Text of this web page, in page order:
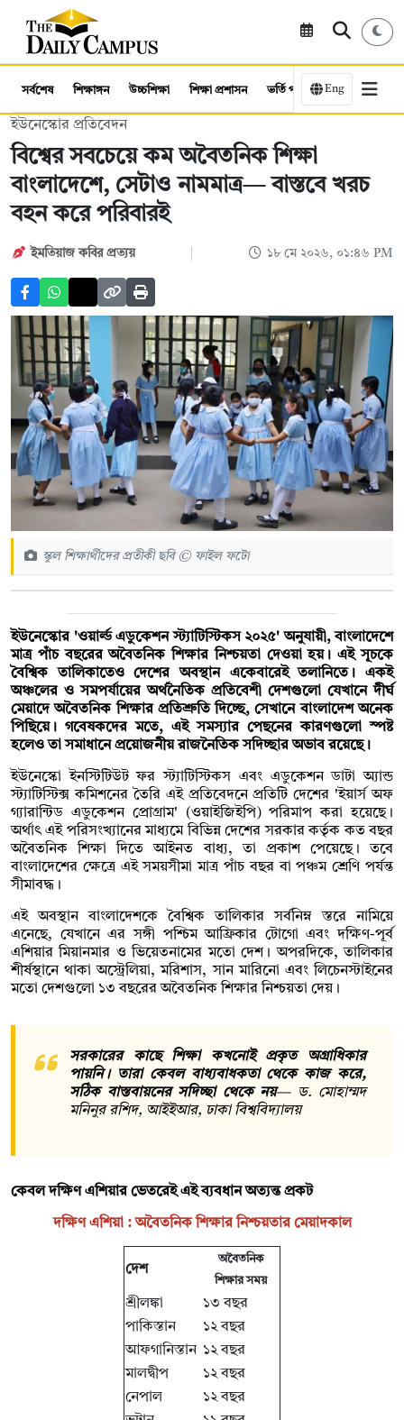
সর্বশেষ শিক্ষাঙ্গন উচ্চশিক্ষা শিক্ষা প্রশাসন ভর্তি পরীক্ষা কর্মসংস্থান
Eng
ইউনেস্কোর প্রতিবেদন
বিশ্বের সবচেয়ে কম অবৈতনিক শিক্ষা
বাংলাদেশে, সেটাও নামমাত্র— বাস্তবে খরচ
বহন করে পরিবারই
ইমতিয়াজ কবির প্রত্যয় ১৮ মে ২০২৬, ০১:৪৬ PM
স্কুল শিক্ষার্থীদের প্রতীকী ছবি © ফাইল ফটো
ইউনেস্কোর 'ওয়ার্ল্ড এডুকেশন স্ট্যাটিস্টিকস ২০২৫' অনুযায়ী, বাংলাদেশে
মাত্র পাঁচ বছরের অবৈতনিক শিক্ষার নিশ্চয়তা দেওয়া হয়। এই সূচকে
বৈশ্বিক তালিকাতেও দেশের অবস্থান একেবারেই তলানিতে। একই
অঞ্চলের ও সমপর্যায়ের অর্থনৈতিক প্রতিবেশী দেশগুলো যেখানে দীর্ঘ
মেয়াদে অবৈতনিক শিক্ষার প্রতিশ্রুতি দিচ্ছে, সেখানে বাংলাদেশ অনেক
পিছিয়ে। গবেষকদের মতে, এই সমস্যার পেছনের কারণগুলো স্পষ্ট
হলেও তা সমাধানে প্রয়োজনীয় রাজনৈতিক সদিচ্ছার অভাব রয়েছে।
ইউনেস্কো ইনস্টিটিউট ফর স্ট্যাটিস্টিকস এবং এডুকেশন ডাটা অ্যান্ড
স্ট্যাটিস্টিক্স কমিশনের তৈরি এই প্রতিবেদনে প্রতিটি দেশের 'ইয়ার্স অফ
গ্যারান্টিড এডুকেশন প্রোগ্রাম' (ওয়াইজিইপি) পরিমাপ করা হয়েছে।
অর্থাৎ এই পরিসংখ্যানের মাধ্যমে বিভিন্ন দেশের সরকার কর্তৃক কত বছর
অবৈতনিক শিক্ষা দিতে আইনত বাধ্য, তা প্রকাশ পেয়েছে। তবে
বাংলাদেশের ক্ষেত্রে এই সময়সীমা মাত্র পাঁচ বছর বা পঞ্চম শ্রেণি পর্যন্ত
সীমাবদ্ধ।
এই অবস্থান বাংলাদেশকে বৈশ্বিক তালিকার সর্বনিম্ন স্তরে নামিয়ে
এনেছে, যেখানে এর সঙ্গী পশ্চিম আফ্রিকার টোগো এবং দক্ষিণ-পূর্ব
এশিয়ার মিয়ানমার ও ভিয়েতনামের মতো দেশ। অপরদিকে, তালিকার
শীর্ষস্থানে থাকা অস্ট্রেলিয়া, মরিশাস, সান মারিনো এবং লিচেনস্টাইনের
মতো দেশগুলো ১৩ বছরের অবৈতনিক শিক্ষার নিশ্চয়তা দেয়।
সরকারের কাছে শিক্ষা কখনোই প্রকৃত অগ্রাধিকার
পায়নি। তারা কেবল বাধ্যবাধকতা থেকে কাজ করে,
সঠিক বাস্তবায়নের সদিচ্ছা থেকে নয়— ড. মোহাম্মদ
মনিনুর রশিদ, আইইআর, ঢাকা বিশ্ববিদ্যালয়
কেবল দক্ষিণ এশিয়ার ভেতরেই এই ব্যবধান অত্যন্ত প্রকট
দক্ষিণ এশিয়া : অবৈতনিক শিক্ষার নিশ্চয়তার মেয়াদকাল
দেশ
অবৈতনিক
শিক্ষার সময়
শ্রীলঙ্কা
১৩ বছর
পাকিস্তান
১২ বছর
আফগানিস্তান ১২ বছর
মালদ্বীপ
১২ বছর
নেপাল
১২ বছর